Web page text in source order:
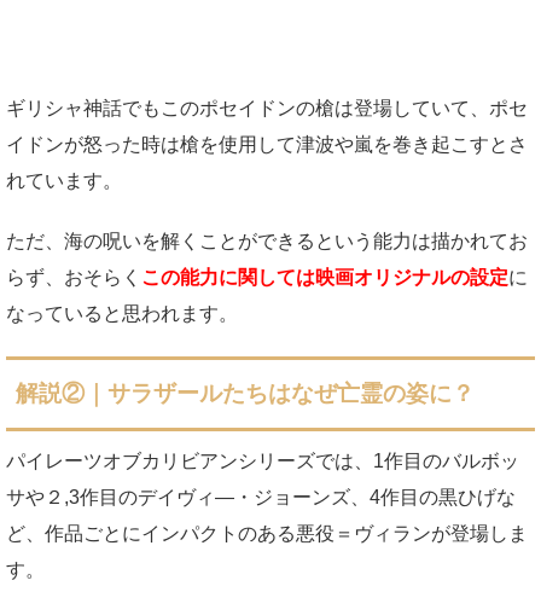
ギリシャ神話でもこのポセイドンの槍は登場していて、ポセ
イドンが怒った時は槍を使用して津波や嵐を巻き起こすとさ
れています。
ただ、海の呪いを解くことができるという能力は描かれてお
らず、おそらく この能力に関しては映画オリジナルの設定に
なっていると思われます。
解説②｜サラザールたちはなぜ亡霊の姿に？
パイレーツオブカリビアンシリーズでは、1作目のバルボッ
サや２,3作目のデイヴィ―・ジョーンズ、4作目の黒ひげな
ど、作品ごとにインパクトのある悪役＝ヴィランが登場しま
す。